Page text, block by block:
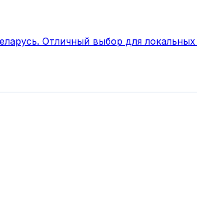
Отличный выбор для локальных